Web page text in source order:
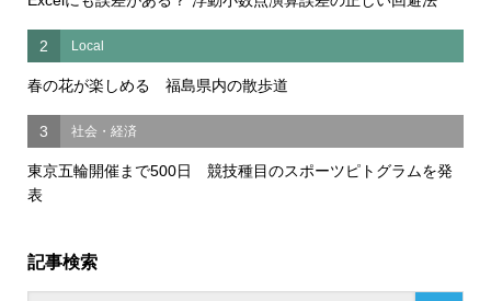
2 Local
春の花が楽しめる 福島県内の散歩道
3 社会・経済
東京五輪開催まで500日 競技種目のスポーツピトグラムを発
表
記事検索